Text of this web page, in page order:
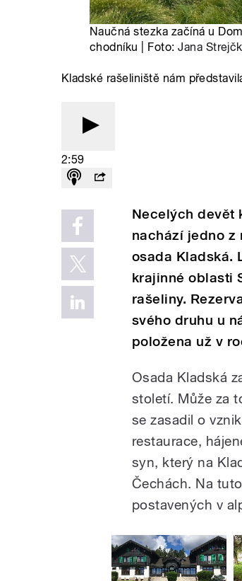
Naučná stezka začíná u
chodníku | Foto:Jana
Kladské rašeliniště nám
2:59
Necelých devět
nachází jedno z
osada Kladská.
krajinné oblasti
rašeliny.
svého druhu u
položena už v
Osada Kladská
století. Může za
se zasadil o
restaurace,
syn, který na
Čechách. Na
postavených v